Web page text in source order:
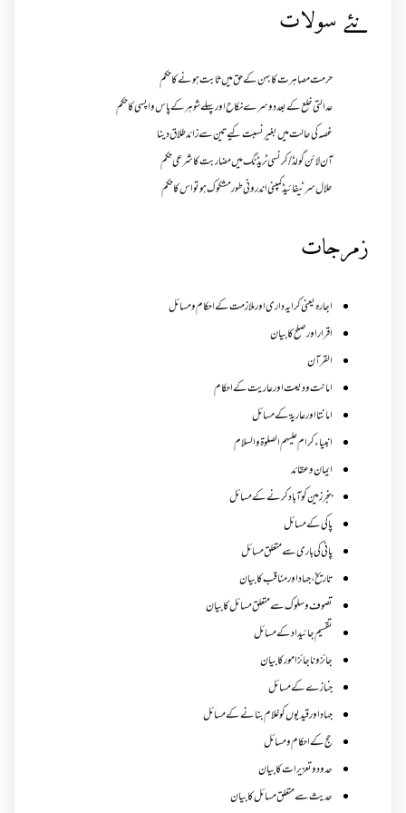
نئے سولات
حرمت مصاہرت کا بہن کے حق میں ثابت ہونے کا حکم
عدالتی خلع کے بعد دوسرے نکاح اور پہلے شوہر کے پاس واپسی کا حکم
غصہ کی حالت میں بغیر نسبت کیے تین سے زائد طلاق دینا
آن لائن گولڈ /کرنسی ٹریڈنگ میں مضاربت کا شرعی حکم
حلال سرٹیفائیڈ کمپنی اندرونی طور مشکوک ہو تو اس کا حکم
زمرجات
اجارہ یعنی کرایہ داری اور ملازمت کے احکام و مسائل
اقرار اور صلح کا بیان
القرآن
امانت ودیعت اورعاریت کے احکام
امانتا اور عاریة کے مسائل
انبیاء کرام علیہم الصلوۃ والسلام
ایمان وعقائد
بنجر زمین کو آباد کرنے کے مسائل
پاکی کے مسائل
پانی کی باری سے متعلق مسائل
تاریخ،جہاد اور مناقب کا بیان
تصوف و سلوک سے متعلق مسائل کا بیان
تقسیم جائیداد کے مسائل
جائز و ناجائزامور کا بیان
جنازے کےمسائل
جہاد اور قیدیوں کو غلام بنانے کے مسائل
حج کے احکام ومسائل
حدود و تعزیرات کا بیان
حدیث سے متعلق مسائل کا بیان